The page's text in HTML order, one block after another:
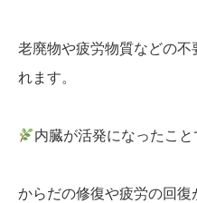
老廃物や疲労物質などの不
れます。
内臓が活発になったこ
からだの修復や疲労の回復